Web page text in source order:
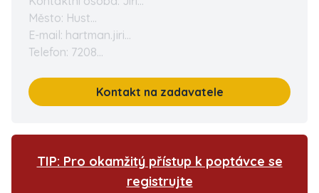
Město: Hust...
E-mail: hartman.jiri...
Telefon: 7208...
Kontakt na zadavatele
TIP: Pro okamžitý přístup k poptávce se
registrujte